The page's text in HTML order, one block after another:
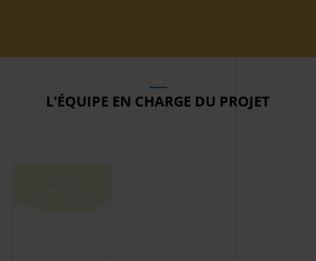
L'ÉQUIPE EN CHARGE DU PROJET